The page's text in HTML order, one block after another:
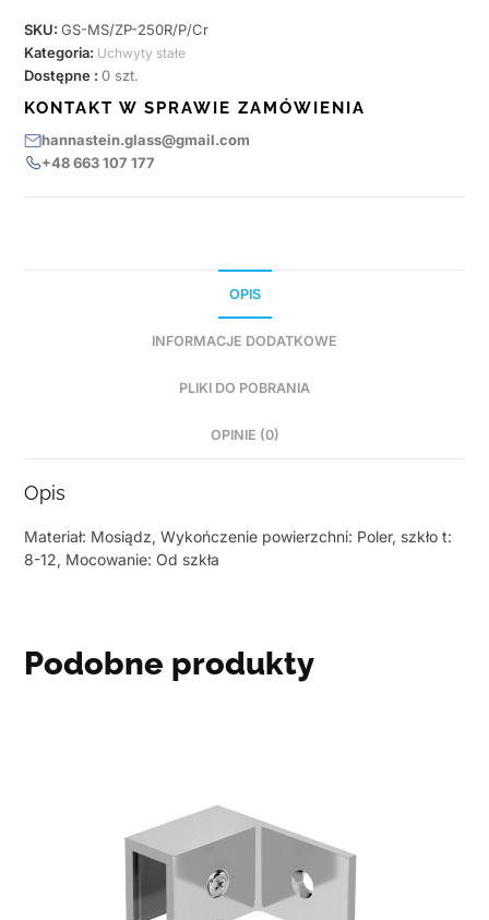
SKU:GS-MS/ZP-250R/P/Cr
Kategoria: Uchwyty stałe
Dostępne :0 szt.
KONTAKT W SPRAWIE ZAMÓWIENIA
hannastein.glass@gmail.com
+48 663 107 177
OPIS
INFORMACJE DODATKOWE
PLIKI DO POBRANIA
OPINIE (0)
Opis
Materiał: Mosiądz, Wykończenie powierzchni: Poler, szkło t:
8-12, Mocowanie: Od szkła
Podobne produkty